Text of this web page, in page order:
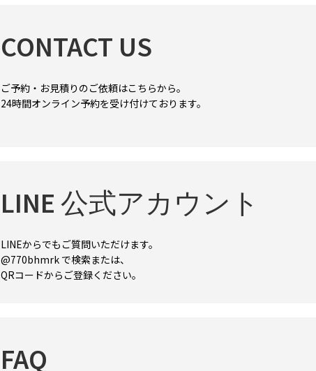
CONTACT US
ご予約・お見積りのご依頼はこちらから。
24時間オンライン予約を受け付けております。
LINE 公式アカウント
LINEからでもご質問いただけます。
@770bhmrk で検索または、
QRコードからご登録ください。
FAQ